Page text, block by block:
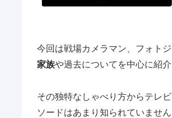
今回は戦場カメラマン、フォト
家族や過去についてを中心に紹
その独特なしゃべり方からテレ
ソードはあまり知られていません